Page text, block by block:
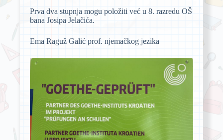
Prva dva stupnja mogu položiti već u 8. razredu OŠ
bana Josipa Jelačića.
Ema Raguž Galić prof. njemačkog jezika